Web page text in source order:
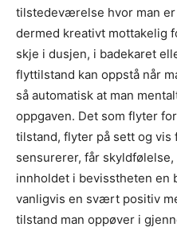
tilstedeværelse hvor man er
dermed kreativt mottakelig
skje i dusjen, i badekaret
flyttilstand kan oppstå når
så automatisk at man
oppgaven. Det som flyter
tilstand, flyter på sett og vis
sensurerer, får
innholdet i bevisstheten en
vanligvis en svært positiv
tilstand man oppøver i